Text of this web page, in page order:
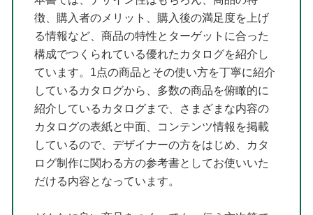
徴、購入者のメリット、購入後の満足度を上げ
る情報など、商品の特性とターゲットに合った
構成でつくられている優れたカタログを紹介し
ています。1点の商品とその使い方を丁寧に紹介
しているカタログから、多数の商品を俯瞰的に
紹介しているカタログまで、さまざまな内容の
カタログの表紙と中面、コンテンツ情報を掲載
しているので、デザイナーの方をはじめ、カタ
ログ制作に関わる方の参考書としてお使いいた
だける内容となっています。